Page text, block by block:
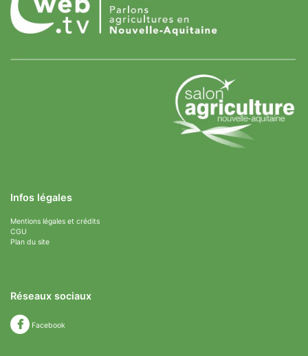
Infos légales
Mentions légales et crédits
CGU
Plan du site
Réseaux sociaux
Facebook